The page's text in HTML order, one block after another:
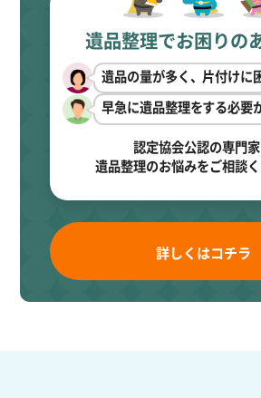
遺品整理でお困りの
遺品の量が多く、片付けに
早急に遺品整理をする必要
認定協会公認の専門
遺品整理のお悩みをご相談
詳しくはコチラ